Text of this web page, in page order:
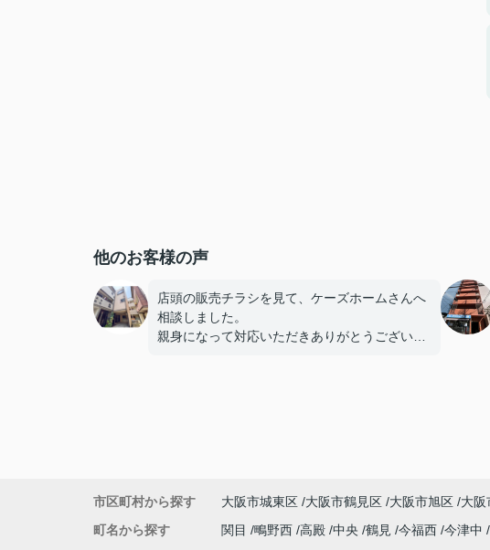
他のお客様の声
店頭の販売チラシを見て、ケーズホームさんへ
相談しました。
親身になって対応いただきありがとうございま
市区町村から探す 大阪市城東区 大阪市鶴見区 大阪市旭区 大阪
町名から探す
関目 鴫野西 高殿 中央 鶴見 今福西 今津中